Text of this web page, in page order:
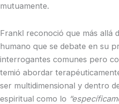
mutuamente.
Frankl reconoció que más allá
humano que se debate en su
interrogantes comunes pero
temió abordar
ser multidimensional y dentro
espiritual como lo